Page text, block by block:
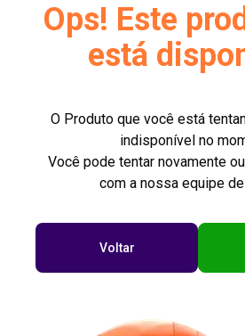
Ops! Este
está
O Produto que você está
indisponível no
Você pode tentar novamente
com a nossa equipe
Voltar